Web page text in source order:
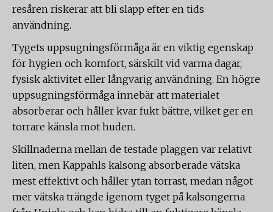
resåren riskerar att bli slapp efter en tids
användning.
Tygets uppsugningsförmåga är en viktig egenskap
för hygien och komfort, särskilt vid varma dagar,
fysisk aktivitet eller långvarig användning. En högre
uppsugningsförmåga innebär att materialet
absorberar och håller kvar fukt bättre, vilket ger en
torrare känsla mot huden.
Skillnaderna mellan de testade plaggen var relativt
liten, men Kappahls kalsong absorberade vätska
mest effektivt och håller ytan torrast, medan något
mer vätska trängde igenom tyget på kalsongerna